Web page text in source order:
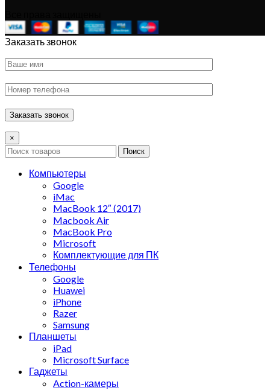
Заказать звонок
×
Поиск
Компьютеры
Google
iMac
MacBook 12″ (2017)
Macbook Air
MacBook Pro
Microsoft
Комплектующие для ПК
Телефоны
Google
Huawei
iPhone
Razer
Samsung
Планшеты
iPad
Microsoft Surface
Гаджеты
Action-камеры